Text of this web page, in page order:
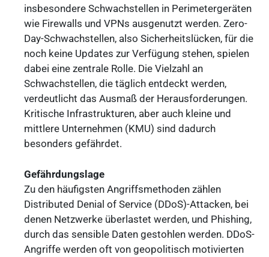
insbesondere Schwachstellen in Perimetergeräten
wie Firewalls und VPNs ausgenutzt werden. Zero-
Day-Schwachstellen, also Sicherheitslücken, für die
noch keine Updates zur Verfügung stehen, spielen
dabei eine zentrale Rolle. Die Vielzahl an
Schwachstellen, die täglich entdeckt werden,
verdeutlicht das Ausmaß der Herausforderungen.
Kritische Infrastrukturen, aber auch kleine und
mittlere Unternehmen (KMU) sind dadurch
besonders gefährdet.
Gefährdungslage
Zu den häufigsten Angriffsmethoden zählen
Distributed Denial of Service (DDoS)-Attacken, bei
denen Netzwerke überlastet werden, und Phishing,
durch das sensible Daten gestohlen werden. DDoS-
Angriffe werden oft von geopolitisch motivierten